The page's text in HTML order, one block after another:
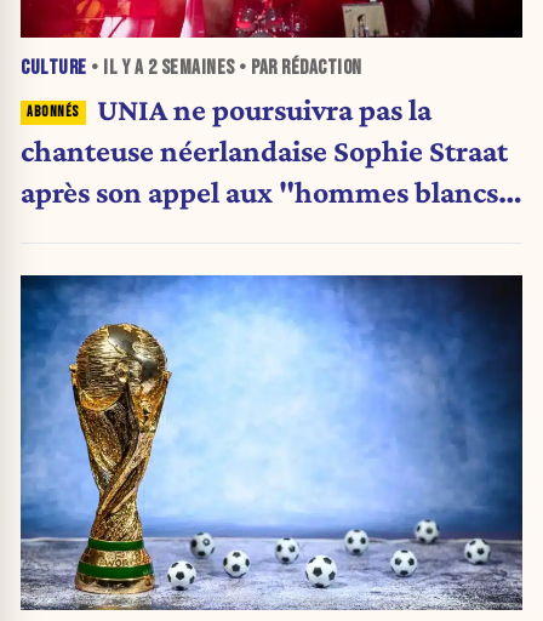
CULTURE • IL Y A 2 SEMAINES• PAR RÉDACTION
UNIA ne poursuivra pas la
chanteuse néerlandaise Sophie Straat
après son appel aux "hommes blancs"